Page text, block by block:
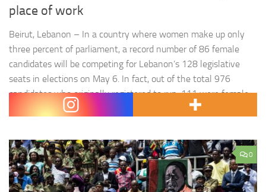
place of work
Beirut, Lebanon – In a country where women make up only
three percent of parliament, a record number of 86 female
candidates will be competing for Lebanon’s 128 legislative
seats in elections on May 6. In fact, out of the total 976
candidates who originally registered to run, 111 were female
candidates – a staggering…
0